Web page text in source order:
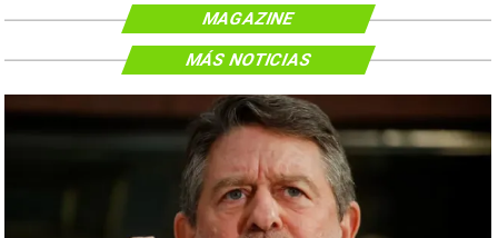
MAGAZINE
MÁS NOTICIAS